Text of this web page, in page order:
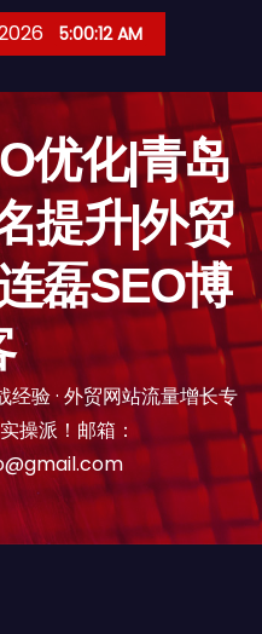
5:00:13 AM
优化|青岛
提升|外贸
磊SEO博
经验 · 外贸网站流量增长专
操派！邮箱：